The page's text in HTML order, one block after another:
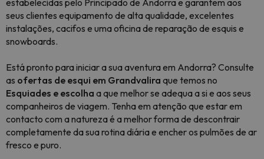
estabelecidas pelo Principado de Andorra e garantem aos
seus clientes equipamento de alta qualidade, excelentes
instalações, cacifos e uma oficina de reparação de esquis e
snowboards.
Está pronto para iniciar a sua aventura em Andorra? Consulte
as ofertas de esqui em Grandvalira que temos no
Esquiades e escolha a que melhor se adequa a si e aos seus
companheiros de viagem. Tenha em atenção que estar em
contacto com a natureza é a melhor forma de descontrair
completamente da sua rotina diária e encher os pulmões de ar
fresco e puro.